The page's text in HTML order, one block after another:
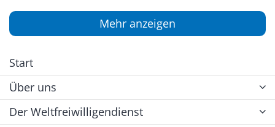
Mehr anzeigen
Start
Über uns
Der Weltfreiwilligendienst